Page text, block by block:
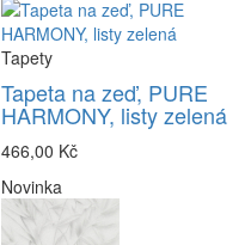
Tapety
Tapeta na zeď, PURE
HARMONY, listy zelená
466,00 Kč
Novinka